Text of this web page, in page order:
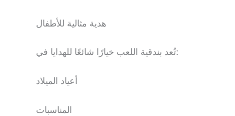
هدية مثالية للأطفال
تُعد بندقية اللعب خيارًا شائعًا للهدايا في:
أعياد الميلاد
المناسبات